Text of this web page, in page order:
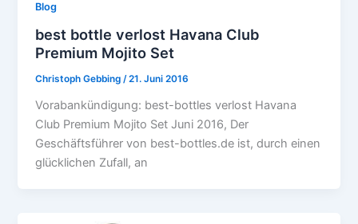
Blog
best bottle verlost Havana Club
Premium Mojito Set
Christoph Gebbing /21. Juni 2016
Vorabankündigung: best-bottles verlost Havana
Club Premium Mojito Set Juni 2016, Der
Geschäftsführer von best-bottles.de ist, durch einen
glücklichen Zufall, an